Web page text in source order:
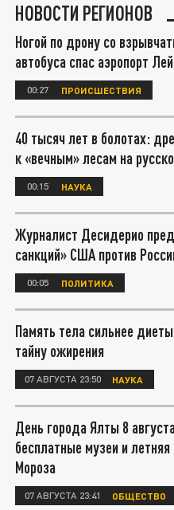
НОВОСТИ РЕГИОНОВ
Ногой по дрону со
автобуса спас аэропорт
00:27 ПРОИСШЕСТВИЯ
40 тысяч лет в болотах:
к «вечным» лесам на
00:15 НАУКА
Журналист Десидерио
санкций» США против
00:05 ПОЛИТИКА
Память тела сильнее
тайну ожирения
07 АВГУСТА 23:50 НАУКА
День города Ялты 8
бесплатные музеи и
Мороза
07 АВГУСТА 23:41 ОБЩЕСТВО